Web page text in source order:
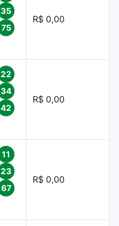
35
75
R$ 0,00
22
34
42
R$ 0,00
11
23
67
R$ 0,00